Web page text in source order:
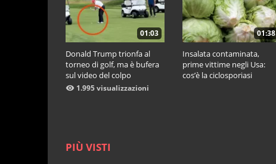
01:03
Donald Trump trionfa al
torneo di golf, ma è bufera
sul video del colpo
vincente: "La pallina è
1.995 visualizzazioni
01:38
Insalata contaminata,
prime vittime negli Usa:
cos’è la ciclosporiasi
PIÙ VISTI